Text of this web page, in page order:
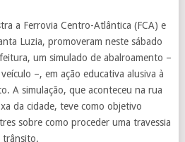
a Ferrovia Centro-Atlântica (FCA) e
Luzia, promoveram neste sábado
um simulado de abalroamento –
–, em ação educativa alusiva à
A simulação, que aconteceu na rua
da cidade, teve como objetivo
sobre como procederuma travessia
trânsito.